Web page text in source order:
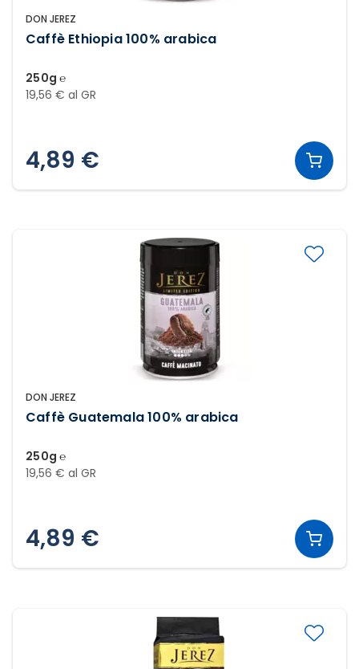
DON JEREZ
Caffè Ethiopia 100% arabica
250g ℮
19,56 € al GR
4,89 €
DON JEREZ
Caffè Guatemala 100% arabica
250g ℮
19,56 € al GR
4,89 €